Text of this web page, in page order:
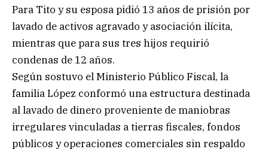
Para Tito y su esposa pidió 13 años de prisión por
lavado de activos agravado y asociación ilícita,
mientras que para sus tres hijos requirió
condenas de 12 años.
Según sostuvo el Ministerio Público Fiscal, la
familia López conformó una estructura destinada
al lavado de dinero proveniente de maniobras
irregulares vinculadas a tierras fiscales, fondos
públicos y operaciones comerciales sin respaldo